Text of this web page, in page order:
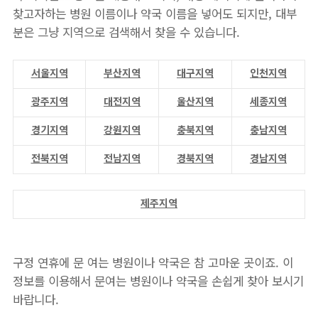
찾고자하는 병원 이름이나 약국 이름을 넣어도 되지만, 대부
분은 그냥 지역으로 검색해서 찾을 수 있습니다.
서울지역 부산지역 대구지역
인천지역
광주지역
대전지역 울산지역
세종지역
경기지역
강원지역 충북지역
충남지역
전북지역
전남지역 경북지역 경남지역
제주지역
구정 연휴에 문 여는 병원이나 약국은 참 고마운 곳이죠. 이
정보를 이용해서 문여는 병원이나 약국을 손쉽게 찾아 보시기
바랍니다.